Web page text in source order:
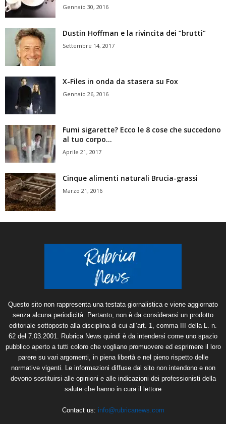
Gennaio 30, 2016
Dustin Hoffman e la rivincita dei “brutti”
Settembre 14, 2017
X-Files in onda da stasera su Fox
Gennaio 26, 2016
Fumi sigarette? Ecco le 8 cose che succedono
al tuo corpo...
Aprile 21, 2017
Cinque alimenti naturali Brucia-grassi
Marzo 21, 2016
Questo sito non rappresenta una testata giornalistica e viene aggiornato
senza alcuna periodicità. Pertanto, non è da considerarsi un prodotto
editoriale sottoposto alla disciplina di cui all’art. 1, comma III della L. n.
62 del 7.03.2001. Rubrica News quindi è da intendersi come uno spazio
pubblico aperto a tutti coloro che vogliano promuovere ed esprimere il loro
parere su vari argomenti, in piena libertà e nel pieno rispetto delle
normative vigenti. Le informazioni diffuse dal sito non intendono e non
devono sostituirsi alle opinioni e alle indicazioni dei professionisti della
salute che hanno in cura il lettore
Contact us: info@rubricanews.com